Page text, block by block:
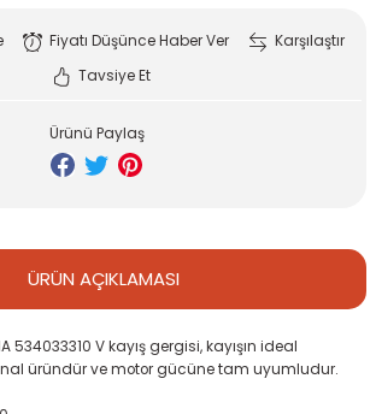
Fiyatı Düşünce Haber Ver
Karşılaştır
Tavsiye Et
Ürünü Paylaş
ÜRÜN AÇIKLAMASI
534033310 V kayış gergisi, kayışın ideal
üründür ve motor gücüne tam uyumludur.